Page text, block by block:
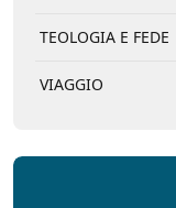
TEOLOGIA E FEDE
VIAGGIO